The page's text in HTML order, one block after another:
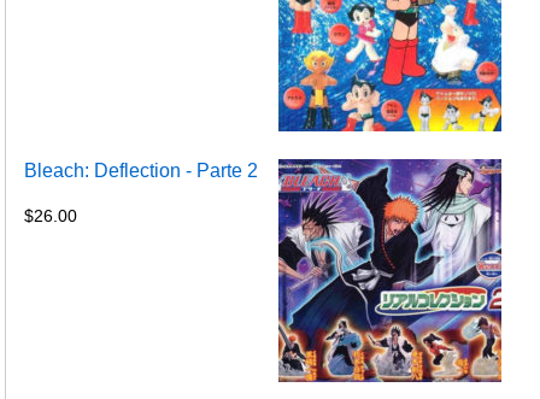
Bleach: Deflection - Parte 2
$26.00